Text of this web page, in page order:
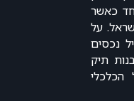
כאשר
על
נכסים
תיק
הכלכלי